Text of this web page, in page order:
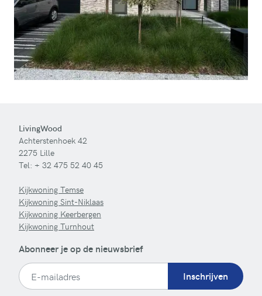
LivingWood
Achterstenhoek 42
2275 Lille
Tel: + 32 475 52 40 45
Kijkwoning Temse
Kijkwoning Sint-Niklaas
Kijkwoning Keerbergen
Kijkwoning Turnhout
Abonneer je op de nieuwsbrief
Inschrijven